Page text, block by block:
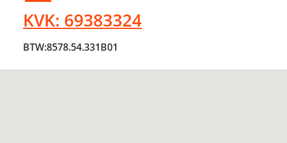
KVK: 69383324
BTW:8578.54.331B01